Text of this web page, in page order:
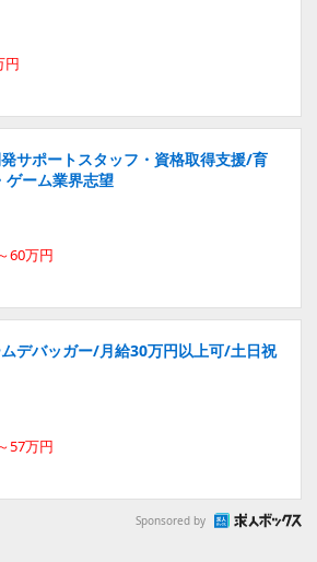
円
サポートスタッフ・資格取得支援/育
ーム業界志望
60万円
デバッガー/月給30万円以上可/土日祝
57万円
Sponsored by